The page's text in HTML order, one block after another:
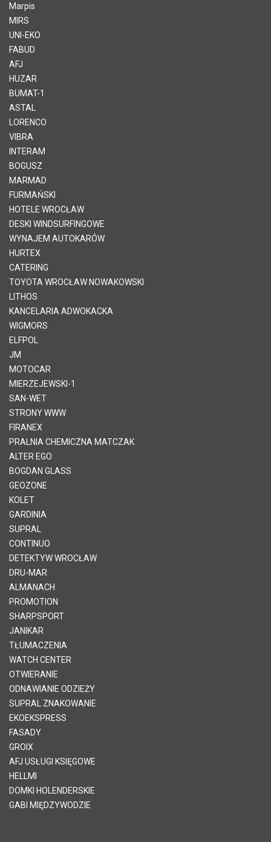
Marpis
MIRS
UNI-EKO
FABUD
AFJ
HUZAR
BUMAT-1
ASTAL
LORENCO
VIBRA
INTERAM
BOGUSZ
MARMAD
FURMAŃSKI
HOTELE WROCŁAW
DESKI WINDSURFINGOWE
WYNAJEM AUTOKARÓW
HURTEX
CATERING
TOYOTA WROCŁAW NOWAKOWSKI
LITHOS
KANCELARIA ADWOKACKA
WIGMORS
ELFPOL
JM
MOTOCAR
MIERZEJEWSKI-1
SAN-WET
STRONY WWW
FIRANEX
PRALNIA CHEMICZNA MATCZAK
ALTER EGO
BOGDAN GLASS
GEOZONE
KOLET
GARDINIA
SUPRAL
CONTINUO
DETEKTYW WROCŁAW
DRU-MAR
ALMANACH
PROMOTION
SHARPSPORT
JANIKAR
TŁUMACZENIA
WATCH CENTER
OTWIERANIE
ODNAWIANIE ODZIEŻY
SUPRAL ZNAKOWANIE
EKOEKSPRESS
FASADY
GROIX
AFJ USŁUGI KSIĘGOWE
HELLMI
DOMKI HOLENDERSKIE
GABI MIĘDZYWODZIE